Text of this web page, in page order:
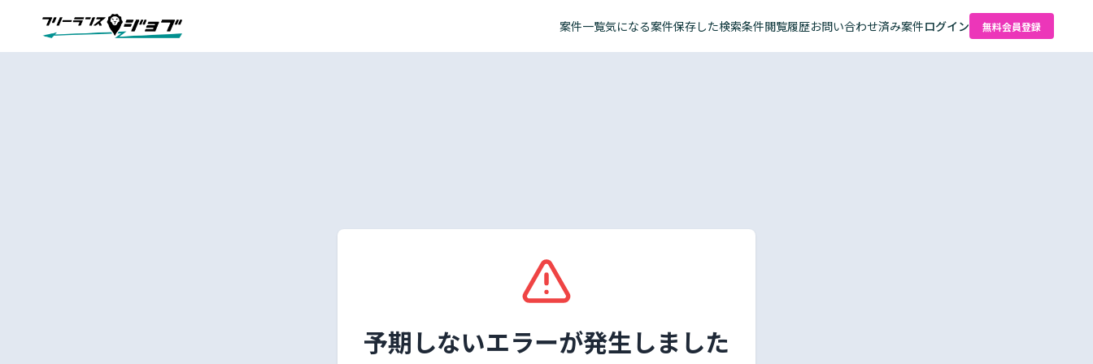
案件一覧気になる案件保存した検索条件閲覧履歴お問い合わせ済み案件ログイン 無料会員登録
予期しないエラーが発生しました